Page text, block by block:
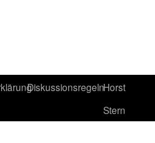
DiskussionsregelnHorst
Stern